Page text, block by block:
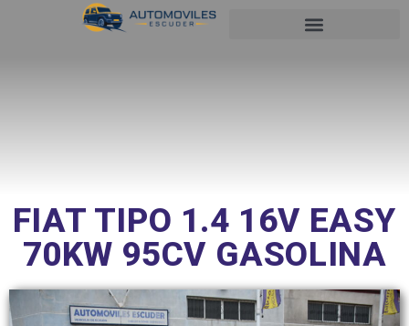
FIAT TIPO 1.4 16V EASY
70KW 95CV GASOLINA